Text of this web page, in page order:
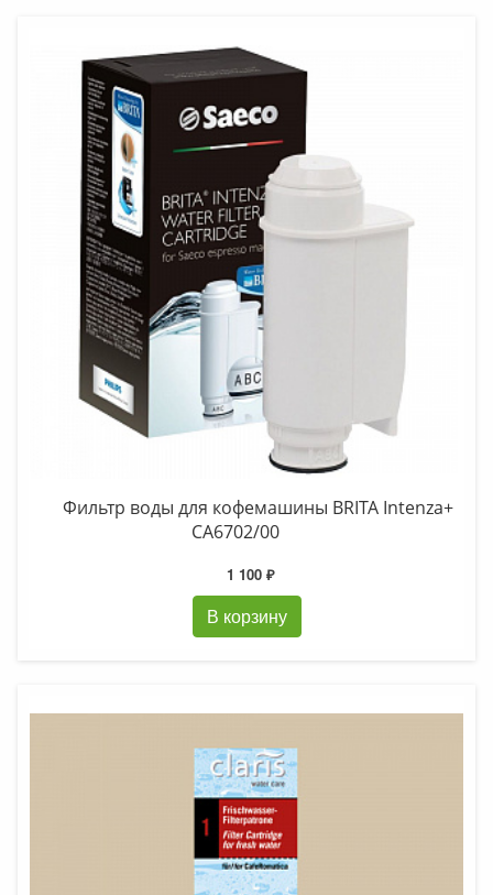
Фильтр воды для кофемашины BRITA Intenza+
CA6702/00
1 100 ₽
В корзину